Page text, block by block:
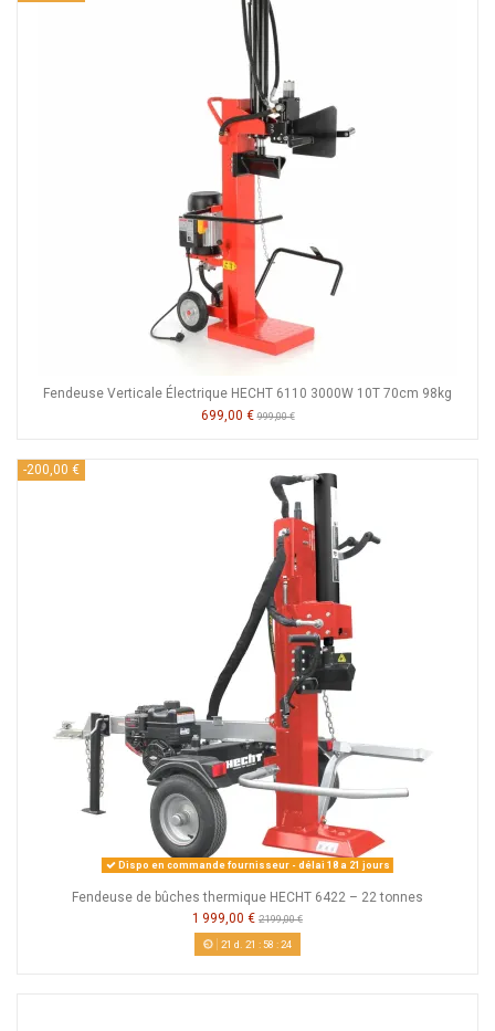
Fendeuse Verticale Électrique HECHT 6110 3000W 10T 70cm 98kg
699,00 €999,00 €
-200,00 €
Dispo en commande fournisseur - délai 18 a 21 jours
Fendeuse de bûches thermique HECHT 6422 – 22 tonnes
1 999,00 € 2 199,00 €
21 d. 21 :58 :23